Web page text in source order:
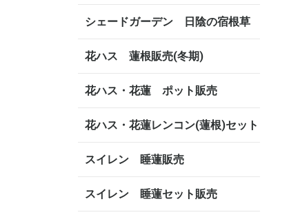
シェードガーデン 日陰の宿根草
花ハス 蓮根販売(冬期)
花ハス・花蓮 ポット販売
花ハス・花蓮レンコン(蓮根)セット
スイレン 睡蓮販売
スイレン 睡蓮セット販売